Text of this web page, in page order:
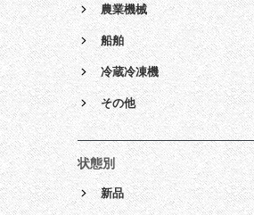
農業機械
船舶
冷蔵冷凍機
その他
状態別
新品